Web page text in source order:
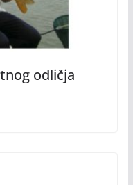
odličja